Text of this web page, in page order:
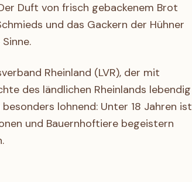
Duft von frisch gebackenem Brot
und das Gackern der Hühner
Rheinland (LVR), der mit
des ländlichen Rheinlands lebendig
lohnend: Unter 18 Jahren ist
und Bauernhoftiere begeistern